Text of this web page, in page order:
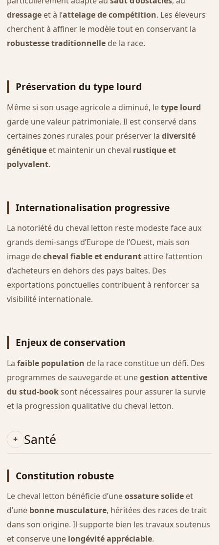
dressageet à l’attelage de compétition. Les éleveurs
cherchent à affiner le modèle tout en conservant la
robustesse traditionnellede la race.
Préservation du type lourd
Même si son usage agricole a diminué, letype lourd
garde une valeur patrimoniale. Il est conservé dans
certaines zones rurales pour préserver la diversité
génétiqueet maintenir un cheval rustique et
polyvalent.
Internationalisation progressive
La notoriété du cheval letton reste modeste face aux
grands demi-sangs d’Europe de l’Ouest, mais son
image decheval fiable et endurantattire l’attention
d’acheteurs en dehors des pays baltes. Des
exportations ponctuelles contribuent à renforcer sa
visibilité internationale.
Enjeux de conservation
La faible population de la race constitue un défi. Des
programmes de sauvegarde et unegestion attentive
du stud-booksont nécessaires pour assurer la survie
et la progression qualitative du cheval letton.
Santé
Constitution robuste
Le cheval letton bénéficie d’uneossature solideet
d’une bonne musculature, héritées des races de trait
dans son origine. Il supporte bien les travaux soutenus
et conserve une longévité appréciable.